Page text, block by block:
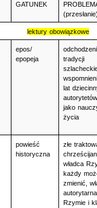
GATUNEK
(przesłanie)
lektury obowiązkowe
epos/
epopeja
tradycji
lat
jako
życia
powieść
historyczna
złe
władca
każdy
zmienić,
Rzymie i